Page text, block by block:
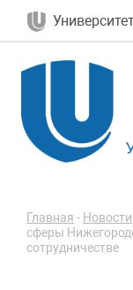
Главная - Новости
сферы
сотрудничестве